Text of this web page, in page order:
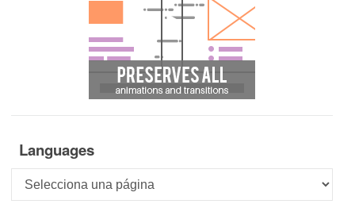
Languages
Languages